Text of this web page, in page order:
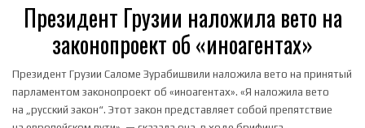
Президент Грузии наложила вето на
законопроект об «иноагентах»
Президент Грузии Саломе Зурабишвили наложила вето на принятый
парламентом законопроект об «иноагентах». «Я наложила вето
на „русский закон“. Этот закон представляет собой препятствие